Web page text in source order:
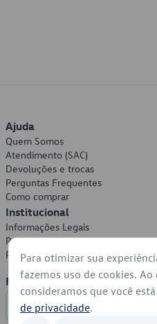
Ajuda
Quem Somos
Atendimento (SAC)
Devoluções e trocas
Perguntas Frequentes
Como comprar
Institucional
Informações Legais
Política de Privacidade
Política de Cookies
Formas de Pagamento
Para otimizar sua
fazemos uso de cookies.
consideramos que você
de privacidade.